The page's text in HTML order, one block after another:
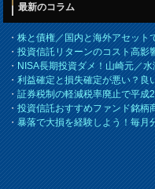
最新のコラム
・株と債権／国内と海外アセット
・投資信託リターンのコスト高影
・NISA長期投資ダメ！山崎元／
・利益確定と損失確定が悪い？良
・証券税制の軽減税率廃止で平
・投資信託おすすめファンド銘柄
・暴落で大損を経験しよう！毎月